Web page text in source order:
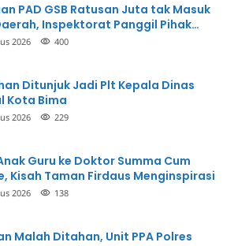
PAD GSB Ratusan Juta tak Masuk
Inspektorat Panggil Pihak
2026 400
Ditunjuk Jadi Plt Kepala Dinas
Kota Bima
2026 229
Guru ke Doktor Summa Cum
Kisah Taman Firdaus Menginspirasi
2026 138
Malah Ditahan, Unit PPA Polres